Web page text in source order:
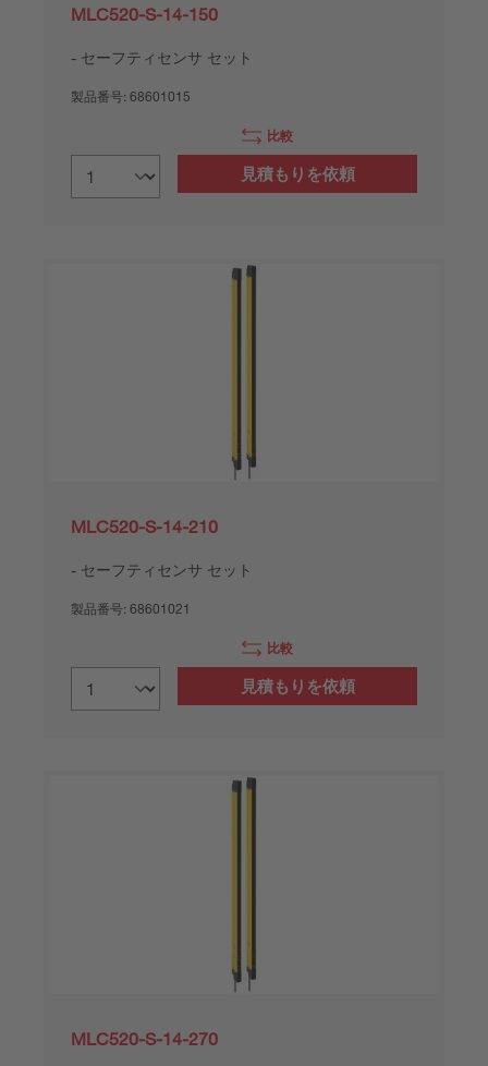
MLC520-S-14-150
セーフティセンサ セット
製品番号: 68601015
比較
見積もりを依頼
MLC520-S-14-210
セーフティセンサ セット
製品番号: 68601021
比較
見積もりを依頼
MLC520-S-14-270